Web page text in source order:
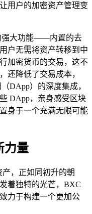
用户的加密资产管理变
强大功能——内置的去
户无需将资产转移到中
加密货币的交易，这不
还降低了交易成本，
DApp）的深度集成，
DApp，亲身感受区块
身于一个充满无限可能
力量
，正如同初升的朝
着独特的光芒，BXC
力于构建一个更加公